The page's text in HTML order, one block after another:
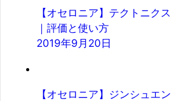
【オセロニア】テクトニクス
｜評価と使い方
2019年9月20日
【オセロニア】ジンシュエン